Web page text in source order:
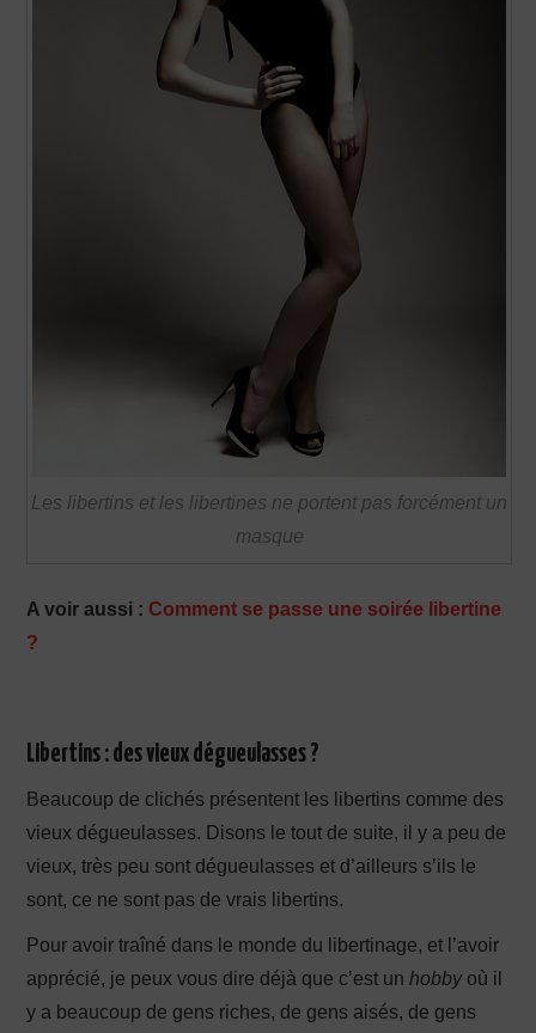
Les libertins et les libertines ne portent pas forcément un
masque
A voir aussi : Comment se passe une soirée libertine
?
Libertins : des vieux dégueulasses ?
Beaucoup de clichés présentent les libertins comme des
vieux dégueulasses. Disons le tout de suite, il y a peu de
vieux, très peu sont dégueulasses et d’ailleurs s’ils le
sont, ce ne sont pas de vrais libertins.
Pour avoir traîné dans le monde du libertinage, et l’avoir
apprécié, je peux vous dire déjà que c’est unhobbyoù il
y a beaucoup de gens riches, de gens aisés, de gens